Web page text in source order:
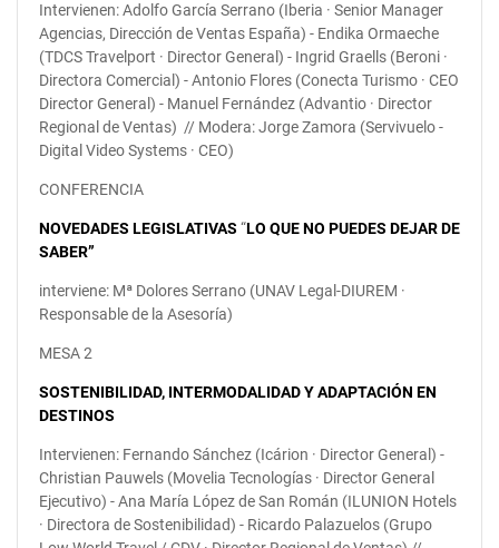
Intervienen: Adolfo García Serrano (Iberia · Senior Manager
Agencias, Dirección de Ventas España) - Endika Ormaeche
(TDCS Travelport · Director General) - Ingrid Graells (Beroni ·
Directora Comercial) - Antonio Flores (Conecta Turismo · CEO
Director General) - Manuel Fernández (Advantio · Director
Regional de Ventas) // Modera: Jorge Zamora (Servivuelo -
Digital Video Systems · CEO)
CONFERENCIA
NOVEDADES LEGISLATIVAS “LO QUE NO PUEDES DEJAR DE
SABER”
interviene: Mª Dolores Serrano (UNAV Legal-DIUREM ·
Responsable de la Asesoría)
MESA 2
SOSTENIBILIDAD, INTERMODALIDAD Y ADAPTACIÓN EN
DESTINOS
Intervienen: Fernando Sánchez (Icárion · Director General) -
Christian Pauwels (Movelia Tecnologías · Director General
Ejecutivo) - Ana María López de San Román (ILUNION Hotels
· Directora de Sostenibilidad) - Ricardo Palazuelos (Grupo